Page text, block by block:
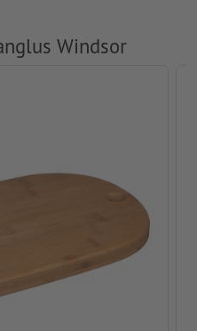
Windsor